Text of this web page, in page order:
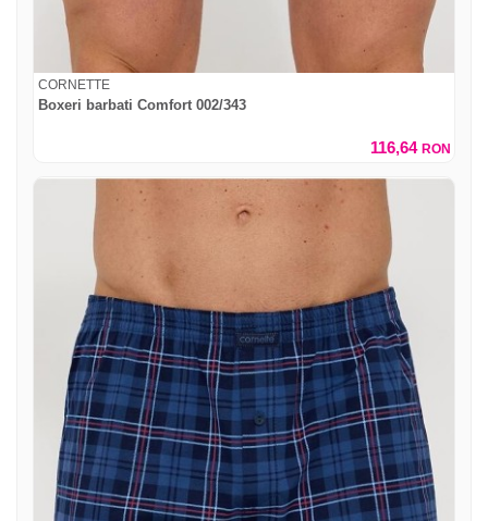
CORNETTE
Boxeri barbati Comfort 002/343
116,64 RON